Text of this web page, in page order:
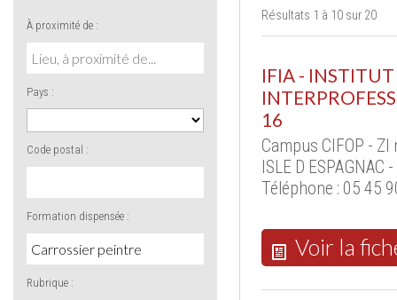
À proximité de :
Pays :
Code postal :
Formation dispensée :
Rubrique :
Résultats 1 à 10 sur 20
IFIA -
16
Campus CIFOP -
ISLE D ESPAGNAC
Téléphone : 05 45
Voir la